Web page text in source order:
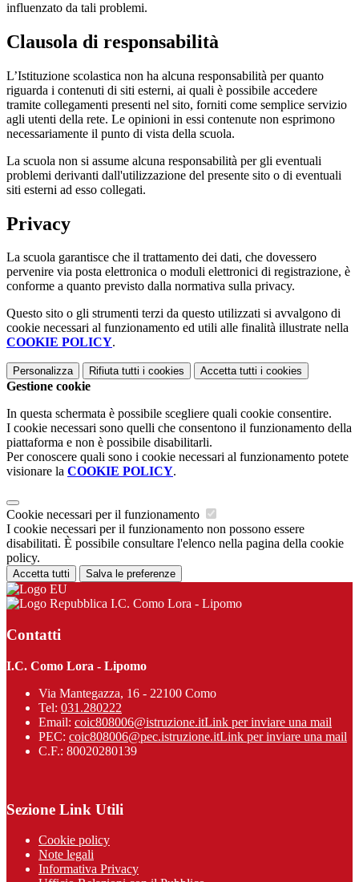
influenzato da tali problemi.
Clausola di responsabilità
L’Istituzione scolastica non ha alcuna responsabilità per quanto
riguarda i contenuti di siti esterni, ai quali è possibile accedere
tramite collegamenti presenti nel sito, forniti come semplice servizio
agli utenti della rete. Le opinioni in essi contenute non esprimono
necessariamente il punto di vista della scuola.
La scuola non si assume alcuna responsabilità per gli eventuali
problemi derivanti dall'utilizzazione del presente sito o di eventuali
siti esterni ad esso collegati.
Privacy
La scuola garantisce che il trattamento dei dati, che dovessero
pervenire via posta elettronica o moduli elettronici di registrazione, è
conforme a quanto previsto dalla normativa sulla privacy.
Questo sito o gli strumenti terzi da questo utilizzati si avvalgono di
cookie necessari al funzionamento ed utili alle finalità illustrate nella
COOKIE POLICY.
Personalizza Rifiuta tutti i cookies Accetta tutti i cookies
Gestione cookie
In questa schermata è possibile scegliere quali cookie consentire.
I cookie necessari sono quelli che consentono il funzionamento della
piattaforma e non è possibile disabilitarli.
Per conoscere quali sono i cookie necessari al funzionamento potete
visionare la COOKIE POLICY.
Cookie necessari per il funzionamento
I cookie necessari per il funzionamento non possono essere
disabilitati. È possibile consultare l'elenco nella pagina della cookie
policy.
Accetta tutti Salva le preferenze
I.C. Como Lora - Lipomo
Contatti
I.C. Como Lora - Lipomo
Via Mantegazza, 16 - 22100 Como
Tel: 031.280222
Email: coic808006@istruzione.itLink per inviare una mail
PEC: coic808006@pec.istruzione.itLink per inviare una mail
C.F.: 80020280139
Sezione Link Utili
Cookie policy
Note legali
Informativa Privacy